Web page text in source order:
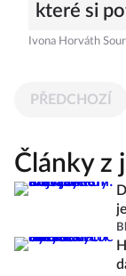
které si
Ivona Horváth
PŘEDCHOZÍ
Články z